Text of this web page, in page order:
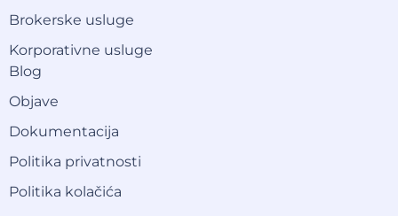
Brokerske usluge
Korporativne usluge
Blog
Objave
Dokumentacija
Politika privatnosti
Politika kolačića